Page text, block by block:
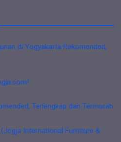
di Yogyakarta Rekomended,
Terlengkap dan Termurah
International Furniture &